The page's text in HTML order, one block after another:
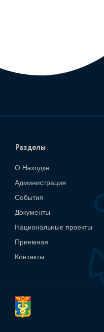
Разделы
О Находке
Администрация
События
Документы
Национальные проекты
Приемная
Контакты